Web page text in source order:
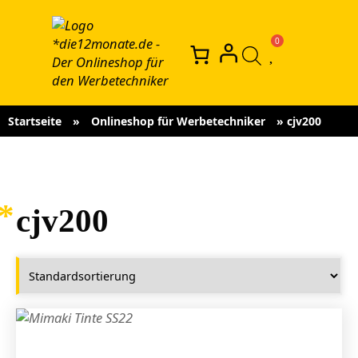
Startseite » Onlineshop für Werbetechniker » cjv200
cjv200